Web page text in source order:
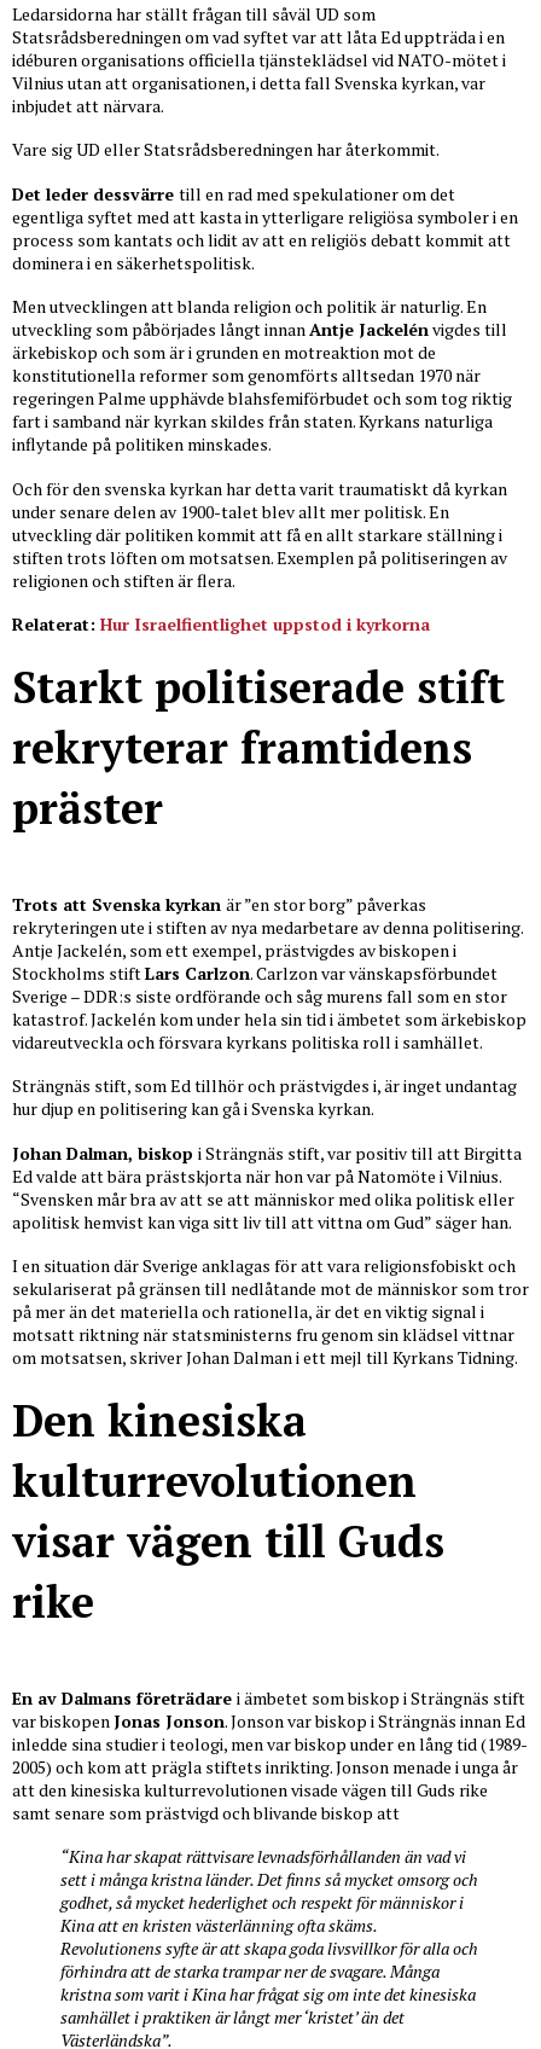
Ledarsidorna har ställt frågan till såväl UD som
Statsrådsberedningen om vad syftet var att låta Ed uppträda i en
idéburen organisations officiella tjänsteklädsel vid NATO-mötet i
Vilnius utan att organisationen, i detta fall Svenska kyrkan, var
inbjudet att närvara.
Vare sig UD eller Statsrådsberedningen har återkommit.
Det leder dessvärre till en rad med spekulationer om det
egentliga syftet med att kasta in ytterligare religiösa symboler i en
process som kantats och lidit av att en religiös debatt kommit att
dominera i en säkerhetspolitisk.
Men utvecklingen att blanda religion och politik är naturlig. En
utveckling som påbörjades långt innanAntje Jackelénvigdes till
ärkebiskop och som är i grunden en motreaktion mot de
konstitutionella reformer som genomförts alltsedan 1970 när
regeringen Palme upphävde blahsfemiförbudet och som tog riktig
fart i samband när kyrkan skildes från staten. Kyrkans naturliga
inflytande på politiken minskades.
Och för den svenska kyrkan har detta varit traumatiskt då kyrkan
under senare delen av 1900-talet blev allt mer politisk. En
utveckling där politiken kommit att få en allt starkare ställning i
stiften trots löften om motsatsen. Exemplen på politiseringen av
religionen och stiften är flera.
Relaterat: Hur Israelfientlighet uppstod i kyrkorna
Starkt politiserade stift
rekryterar framtidens
präster
Trots att Svenska kyrkan är ”en stor borg” påverkas
rekryteringen ute i stiften av nya medarbetare av denna politisering.
Antje Jackelén, som ett exempel, prästvigdes av biskopen i
Stockholms stiftLars Carlzon. Carlzon var vänskapsförbundet
Sverige – DDR:s siste ordförande och såg murens fall som en stor
katastrof. Jackelén kom under hela sin tid i ämbetet som ärkebiskop
vidareutveckla och försvara kyrkans politiska roll i samhället.
Strängnäs stift, som Ed tillhör och prästvigdes i, är inget undantag
hur djup en politisering kan gå i Svenska kyrkan.
Johan Dalman, biskop i Strängnäs stift, var positiv till att Birgitta
Ed valde att bära prästskjorta när hon var på Natomöte i Vilnius.
“Svensken mår bra av att se att människor med olika politisk eller
apolitisk hemvist kan viga sitt liv till att vittna om Gud” säger han.
I en situation där Sverige anklagas för att vara religionsfobiskt och
sekulariserat på gränsen till nedlåtande mot de människor som tror
på mer än det materiella och rationella, är det en viktig signal i
motsatt riktning när statsministerns fru genom sin klädsel vittnar
om motsatsen, skriver Johan Dalman i ett mejl till Kyrkans Tidning.
Den kinesiska
kulturrevolutionen
visar vägen till Guds
rike
En av Dalmans företrädare i ämbetet som biskop i Strängnäs stift
var biskopen Jonas Jonson. Jonson var biskop i Strängnäs innan Ed
inledde sina studier i teologi, men var biskop under en lång tid (1989-
2005) och kom att prägla stiftets inrikting. Jonson menade i unga år
att den kinesiska kulturrevolutionen visade vägen till Guds rike
samt senare som prästvigd och blivande biskop att
“Kina har skapat rättvisare levnadsförhållanden än vad vi
sett i många kristna länder. Det finns så mycket omsorg och
godhet, så mycket hederlighet och respekt för människor i
Kina att en kristen västerlänning ofta skäms.
Revolutionens syfte är att skapa goda livsvillkor för alla och
förhindra att de starka trampar ner de svagare. Många
kristna som varit i Kina har frågat sig om inte det kinesiska
samhället i praktiken är långt mer ‘kristet’ än det
Västerländska”.